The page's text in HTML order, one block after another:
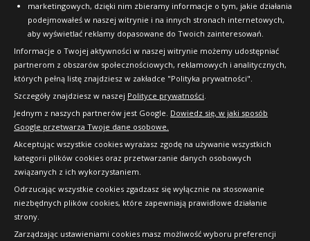
marketingowych, dzięki nim zbieramy informacje o tym, jakie działania
podejmowałeś w naszej witrynie i na innych stronach internetowych,
aby wyświetlać reklamy dopasowane do Twoich zainteresowań.
Informacje o Twojej aktywności w naszej witrynie możemy udostępniać
partnerom z obszarów społecznościowych, reklamowych i analitycznych,
których pełną listę znajdziesz w zakładce "Polityka prywatności".
Szczegóły znajdziesz w naszej Polityce prywatności.
Jednym z naszych partnerów jest Google. Dowiedz się, w jaki sposób
Google przetwarza Twoje dane osobowe.
Akceptując wszystkie cookies wyrażasz zgodę na używanie wszystkich
kategorii plików cookies oraz przetwarzanie danych osobowych
związanych z ich wykorzystaniem.
Odrzucając wszystkie cookies zgadzasz się wyłącznie na stosowanie
niezbędnych plików cookies, które zapewniają prawidłowe działanie
strony.
Zarządzając ustawieniami cookies masz możliwość wyboru preferencji
Copyright © 2010-2026 24opony.pl. Wszelkie